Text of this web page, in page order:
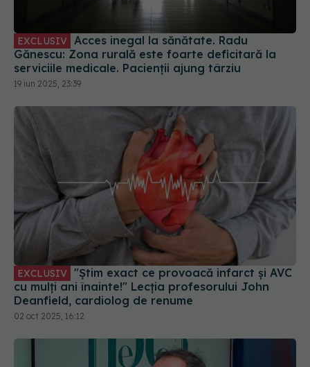
EXCLUSIV
Gănescu: Zona rurală este foarte deficitară la
serviciile medicale. Pacienții ajung târziu
19 iun 2025, 23:39
EXCLUSIV
cu mulți ani înainte!" Lecția profesorului John
Deanfield, cardiolog de renume
02 oct 2025, 16:12